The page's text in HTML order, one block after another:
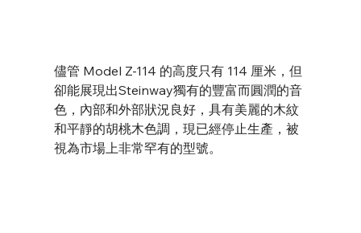
儘管 Model Z-114 的高度只有 114 厘米，但
卻能展現出Steinway獨有的豐富而圓潤的音
色，內部和外部狀況良好，具有美麗的木紋
和平靜的胡桃木色調，現已經停止生產，被
視為市場上非常罕有的型號。